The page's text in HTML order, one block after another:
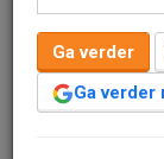
Redactie
2 jaar geleden
Dura Vermeer
Ga verder
Ga verder